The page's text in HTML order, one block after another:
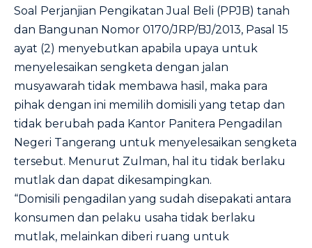
Soal Perjanjian Pengikatan Jual Beli (PPJB) tanah
dan Bangunan Nomor 0170/JRP/BJ/2013, Pasal 15
ayat (2) menyebutkan apabila upaya untuk
menyelesaikan sengketa dengan jalan
musyawarah tidak membawa hasil, maka para
pihak dengan ini memilih domisili yang tetap dan
tidak berubah pada Kantor Panitera Pengadilan
Negeri Tangerang untuk menyelesaikan sengketa
tersebut. Menurut Zulman, hal itu tidak berlaku
mutlak dan dapat dikesampingkan.
“Domisili pengadilan yang sudah disepakati antara
konsumen dan pelaku usaha tidak berlaku
mutlak, melainkan diberi ruang untuk